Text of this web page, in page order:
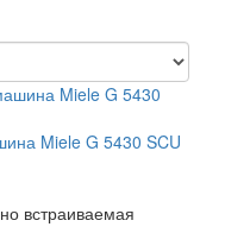
Miele G 5430 SCU
встраиваемая